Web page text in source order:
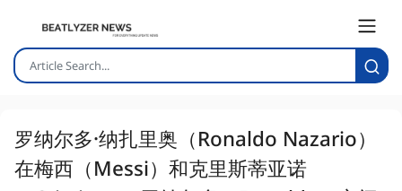
罗纳尔多·纳扎里奥（Ronaldo Nazario）
在梅西（Messi）和克里斯蒂亚诺